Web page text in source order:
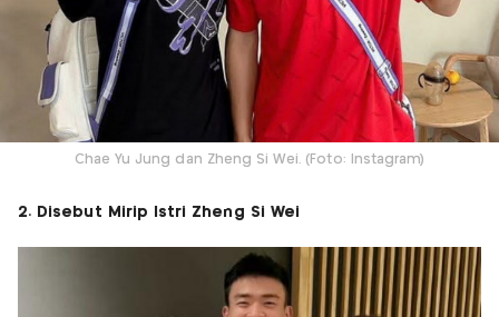
Chae Yu Jung dan Zheng Si Wei. (Foto: Instagram)
2. Disebut Mirip Istri Zheng Si Wei